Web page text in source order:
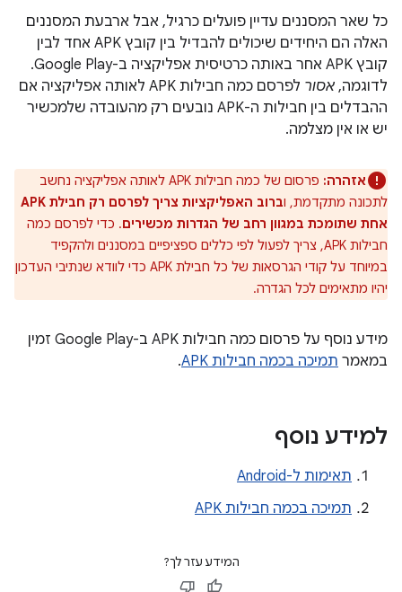
כל שאר המסננים עדיין פועלים כרגיל, אבל ארבעת המסננים
האלה הם היחידים שיכולים להבדיל בין קובץ APK אחד לבין
קובץ APK אחר באותה כרטיסית אפליקציה ב-Google Play.
לדוגמה, אסור
לפרסם כמה חבילות APK לאותה אפליקציה אם
ההבדלים בין חבילות ה-APK נובעים רק מהעובדה שלמכשיר
יש או אין מצלמה.
אזהרה:
פרסום של כמה חבילות APK לאותה אפליקציה נחשב
לתכונה מתקדמת, ו
ברוב האפליקציות צריך לפרסם רק חבילת APK
אחת שתומכת במגוון רחב של הגדרות מכשירים. כדי לפרסם כמה
חבילות APK, צריך לפעול לפי כללים ספציפיים במסננים ולהקפיד
במיוחד על קודי הגרסאות של כל חבילת APK כדי לוודא שנתיבי העדכון
יהיו מתאימים לכל הגדרה.
מידע נוסף על פרסום כמה חבילות APK ב-Google Play זמין
במאמר תמיכה בכמה חבילות APK .
למידע נוסף
תאימות ל-Android
תמיכה בכמה חבילות APK
המידע עזר לך?